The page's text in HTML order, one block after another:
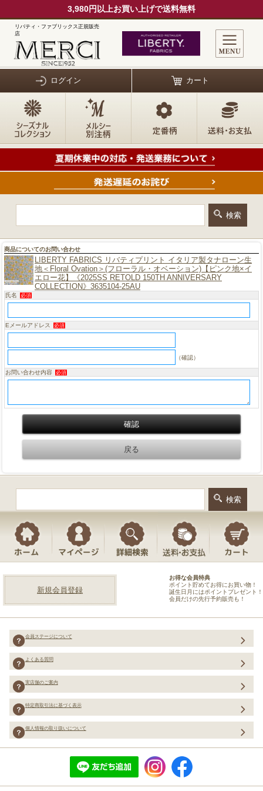
3,980円以上お買い上げで送料無料
リバティ・ファブリックス正規販売
店
ログイン カート
商品についてのお問い合わせ
LIBERTY FABRICS リバティプリント イタリア製タナローン生
地＜Floral Ovation＞(フローラル・オベーション)【ピンク地×イ
エロー花】《2025SS RETOLD 150TH ANNIVERSARY
COLLECTION》3635104-25AU
氏名 必須
Eメールアドレス 必須
（確認）
お問い合わせ内容 必須
新規会員登録
お得な会員特典
ポイント貯めてお得にお買い物！
誕生日月にはポイントプレゼント！
会員だけの先行予約販売も！
会員ステージについて
よくある質問
実店舗のご案内
特定商取引法に基づく表示
個人情報の取り扱いについて